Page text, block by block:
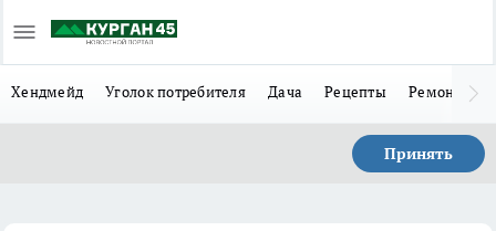
Хендмейд Уголок потребителя Дача Рецепты Ремонт
Принять